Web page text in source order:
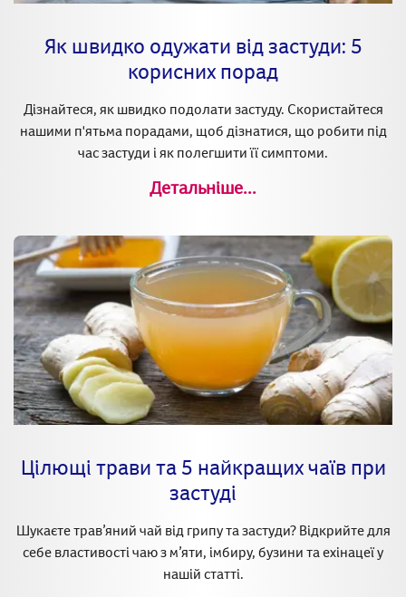
Як швидко одужати від застуди: 5
корисних порад
Дізнайтеся, як швидко подолати застуду. Скористайтеся
нашими п'ятьма порадами, щоб дізнатися, що робити під
час застуди і як полегшити її симптоми.
Детальніше...
Цілющі трави та 5 найкращих чаїв при
застуді
Шукаєте трав’яний чай від грипу та застуди? Відкрийте для
себе властивості чаю з м’яти, імбиру, бузини та ехінацеї у
нашій статті.